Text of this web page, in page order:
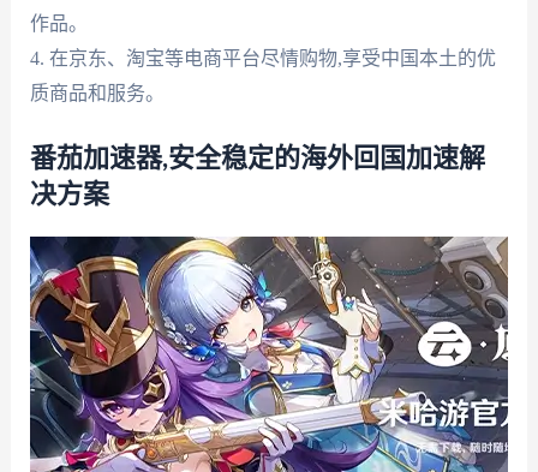
作品。
4. 在京东、淘宝等电商平台尽情购物,享受中国本土的优
质商品和服务。
番茄加速器,安全稳定的海外回国加速解
决方案